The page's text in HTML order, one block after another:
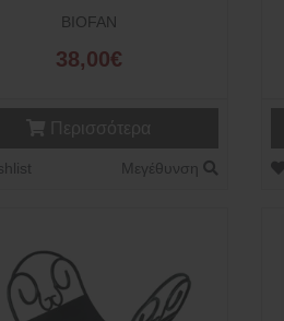
BIOFAN
38,00€
Μεγέθυνση